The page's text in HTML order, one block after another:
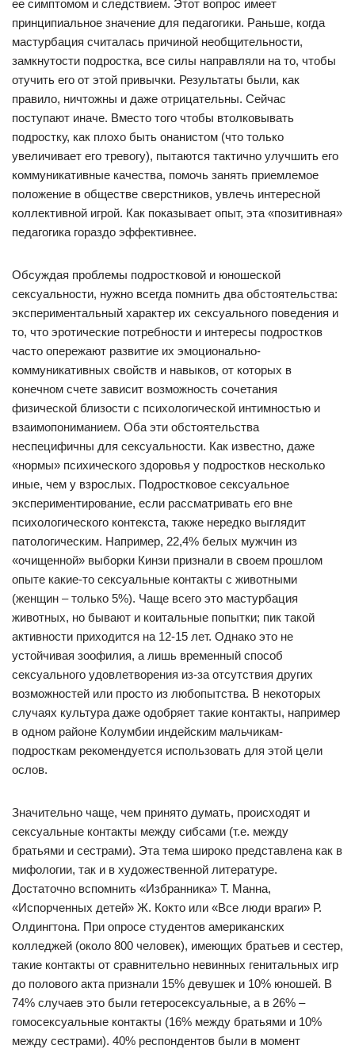
ее симптомом и следствием. Этот вопрос имеет
принципиальное значение для педагогики. Раньше, когда
мастурбация считалась причиной необщительности,
замкнутости подростка, все силы направляли на то, чтобы
отучить его от этой привычки. Результаты были, как
правило, ничтожны и даже отрицательны. Сейчас
поступают иначе. Вместо того чтобы втолковывать
подростку, как плохо быть онанистом (что только
увеличивает его тревогу), пытаются тактично улучшить его
коммуникативные качества, помочь занять приемлемое
положение в обществе сверстников, увлечь интересной
коллективной игрой. Как показывает опыт, эта «позитивная»
педагогика гораздо эффективнее.
Обсуждая проблемы подростковой и юношеской
сексуальности, нужно всегда помнить два обстоятельства:
экспериментальный характер их сексуального поведения и
то, что эротические потребности и интересы подростков
часто опережают развитие их эмоционально-
коммуникативных свойств и навыков, от которых в
конечном счете зависит возможность сочетания
физической близости с психологической интимностью и
взаимопониманием. Оба эти обстоятельства
неспецифичны для сексуальности. Как известно, даже
«нормы» психического здоровья у подростков несколько
иные, чем у взрослых. Подростковое сексуальное
экспериментирование, если рассматривать его вне
психологического контекста, также нередко выглядит
патологическим. Например, 22,4% белых мужчин из
«очищенной» выборки Кинзи признали в своем прошлом
опыте какие-то сексуальные контакты с животными
(женщин – только 5%). Чаще всего это мастурбация
животных, но бывают и коитальные попытки; пик такой
активности приходится на 12-15 лет. Однако это не
устойчивая зоофилия, а лишь временный способ
сексуального удовлетворения из-за отсутствия других
возможностей или просто из любопытства. В некоторых
случаях культура даже одобряет такие контакты, например
в одном районе Колумбии индейским мальчикам-
подросткам рекомендуется использовать для этой цели
ослов.
Значительно чаще, чем принято думать, происходят и
сексуальные контакты между сибсами (т.е. между
братьями и сестрами). Эта тема широко представлена как в
мифологии, так и в художественной литературе.
Достаточно вспомнить «Избранника» Т. Манна,
«Испорченных детей» Ж. Кокто или «Все люди враги» Р.
Олдингтона. При опросе студентов американских
колледжей (около 800 человек), имеющих братьев и сестер,
такие контакты от сравнительно невинных генитальных игр
до полового акта признали 15% девушек и 10% юношей. В
74% случаев это были гетеросексуальные, а в 26% –
гомосексуальные контакты (16% между братьями и 10%
между сестрами). 40% респондентов были в момент